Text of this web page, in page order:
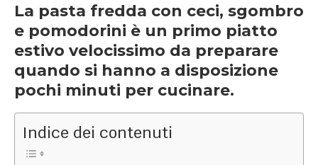
La pasta fredda con ceci, sgombro
e pomodorini è un primo piatto
estivo velocissimo da preparare
quando si hanno a disposizione
pochi minuti per cucinare.
Indice dei contenuti